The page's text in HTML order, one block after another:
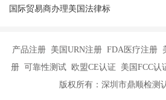
国际贸易商办理美国法律标
产品注册 美国URN注册 FDA医疗注册
册 可靠性测试 欧盟CE认证 美国FCC认
版权所有：深圳市鼎顺检测